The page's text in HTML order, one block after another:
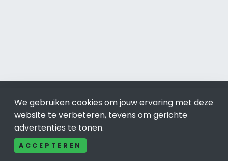
© 2019 - 2026 Realisatie en SEO doorSEO-bureau Lion
Internet. Betaal alleen voor bewezen resultaten?
optimalisatie No Cure No Pay. Apeldoorn is onderdeel van
Lion Internet.
We gebruiken cookies om jouw ervaring met deze
website te verbeteren, tevens om gerichte
advertenties te tonen.
ACCEPTEREN